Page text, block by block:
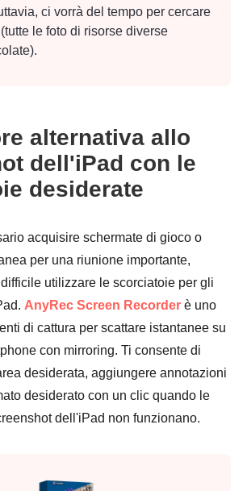
ci vorrà del tempo per cercare
le foto di risorse diverse
alternativa allo
dell'iPad con le
desiderate
acquisire schermate di gioco o
per una riunione importante,
utilizzare le scorciatoie per gli
AnyRec Screen Recorder è uno
di cattura per scattare istantanee su
con mirroring. Ti consente di
desiderata, aggiungere annotazioni
desiderato con un clic quando le
dell'iPad non funzionano.